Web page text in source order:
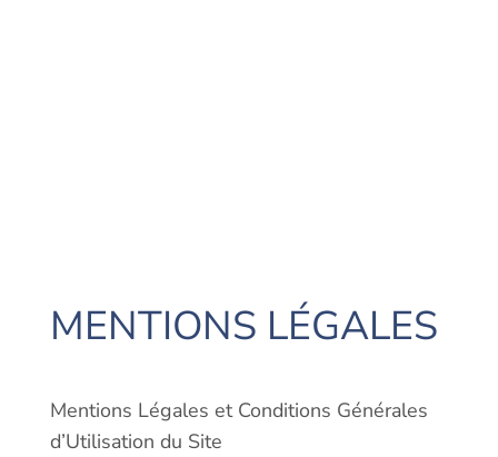
MENTIONS LÉGALES
Mentions Légales et Conditions Générales
d’Utilisation du Site